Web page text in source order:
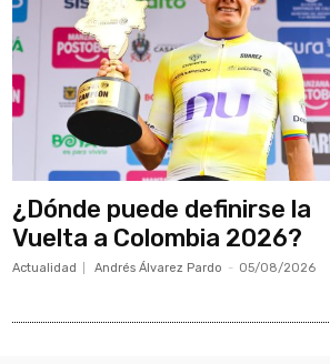
¿Dónde puede definirse la
Vuelta a Colombia 2026?
Actualidad Andrés Álvarez Pardo - 05/08/2026